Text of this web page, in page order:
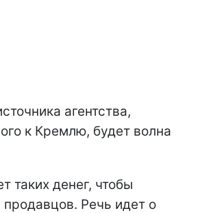
агентства,
к Кремлю, будет волна
таких денег, чтобы
Речь идет о